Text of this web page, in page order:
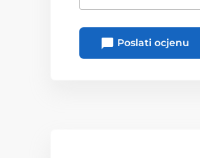
Poslati ocjenu